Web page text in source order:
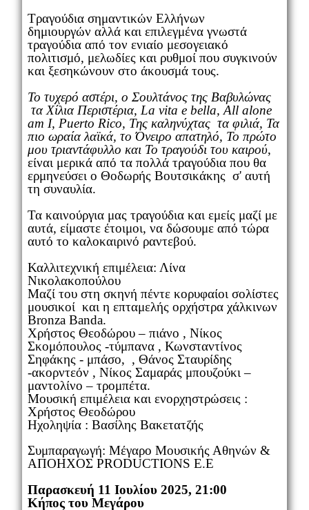
Τραγούδια σημαντικών Ελλήνων
δημιουργών αλλά και επιλεγμένα γνωστά
τραγούδια από τον ενιαίο μεσογειακό
πολιτισμό, μελωδίες και ρυθμοί που συγκινούν
και ξεσηκώνουν στο άκουσμά τους.
Το τυχερό αστέρι, ο Σουλτάνος της Βαβυλώνας
τα Χίλια Περιστέρια, La vita e bella, All alone
am I, Puerto Rico, Της καληνύχτας τα φιλιά, Τα
πιο ωραία λαϊκά, το Όνειρο απατηλό, Το πρώτο
μου τριαντάφυλλο και Το τραγούδι του καιρού,
είναι μερικά από τα πολλά τραγούδια που θα
ερμηνεύσει ο Θοδωρής Βουτσικάκης σ' αυτή
τη συναυλία.
Τα καινούργια μας τραγούδια και εμείς μαζί με
αυτά, είμαστε έτοιμοι, να δώσουμε από τώρα
αυτό το καλοκαιρινό ραντεβού.
Καλλιτεχνική επιμέλεια: Λίνα
Νικολακοπούλου
Μαζί του στη σκηνή πέντε κορυφαίοι σολίστες
μουσικοί και η επταμελής ορχήστρα χάλκινων
Bronza Banda.
Χρήστος Θεοδώρου – πιάνο , Νίκος
Σκομόπουλος -τύμπανα , Κωνσταντίνος
Σηφάκης - μπάσο, , Θάνος Σταυρίδης
-ακορντεόν , Νίκος Σαμαράς μπουζούκι –
μαντολίνο – τρομπέτα.
Μουσική επιμέλεια και ενορχηστρώσεις :
Χρήστος Θεοδώρου
Ηχοληψία : Βασίλης Βακετατζής
Συμπαραγωγή: Μέγαρο Μουσικής Αθηνών &
ΑΠΟΗΧΟΣ PRODUCTIONS E.E
Παρασκευή 11 Ιουλίου 2025, 21:00
Κήπος του Μεγάρου